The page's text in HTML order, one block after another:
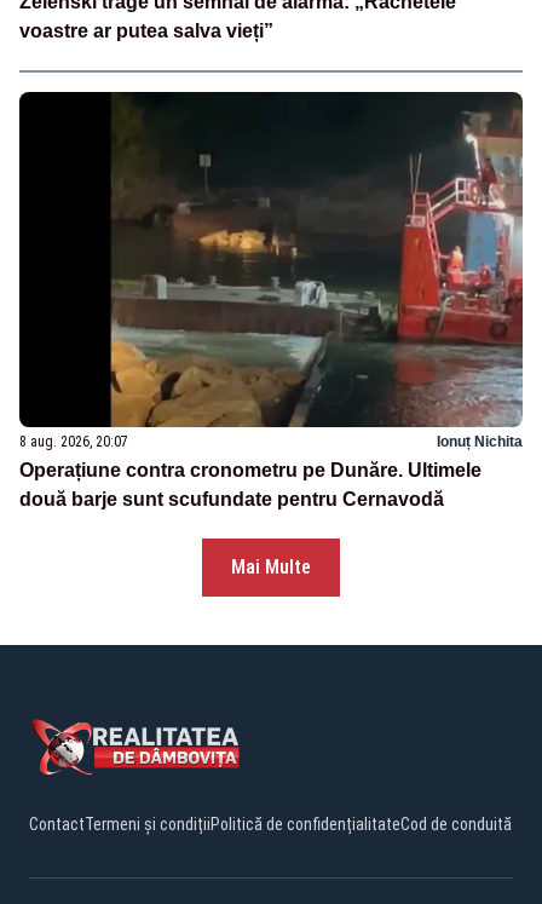
voastre ar putea salva vieți”
8 aug. 2026, 20:07 Ionuț Nichita
Operațiune contra cronometru pe Dunăre. Ultimele
două barje sunt scufundate pentru Cernavodă
Mai Multe
ContactTermeni și condițiiPolitică de confidențialitateCod de conduită